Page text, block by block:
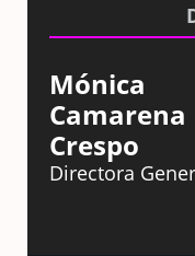
Mónica
Camarena
Crespo
Directora